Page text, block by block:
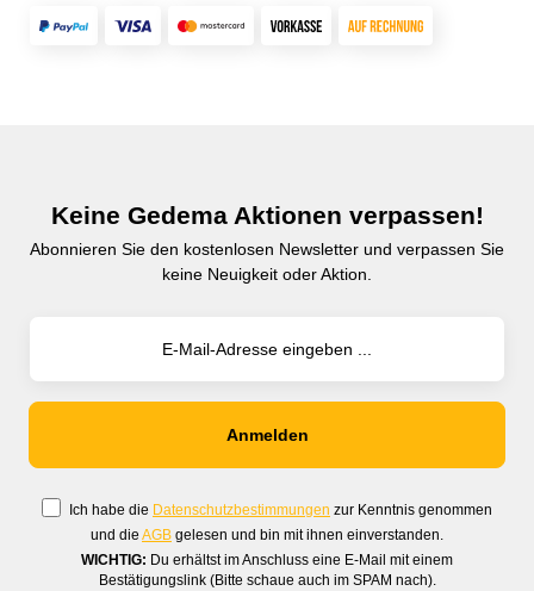
Keine Gedema Aktionen verpassen!
Abonnieren Sie den kostenlosen Newsletter und verpassen Sie
keine Neuigkeit oder Aktion.
Ich habe die Datenschutzbestimmungen zur Kenntnis genommen
und die AGB gelesen und bin mit ihnen einverstanden.
WICHTIG: Du erhältst im Anschluss eine E-Mail mit einem
Bestätigungslink (Bitte schaue auch im SPAM nach).